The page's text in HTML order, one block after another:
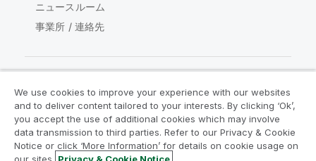
ニュースルーム
事業所 / 連絡先
Qlik コミュニティ
法的契約 製品規約
Legal Policies
リーガルポリシー
利用規約
We use cookies to improve your experience with our websites
and to deliver content tailored to your interests. By clicking ‘Ok’,
you accept the use of additional cookies which may involve
data transmission to third parties. Refer to our Privacy & Cookie
Notice or click ‘More Information’ for details on cookie usage on